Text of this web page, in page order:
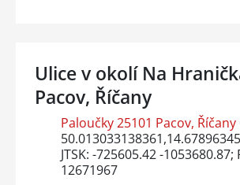
Ulice v okolí Na
Pacov, Říčany
Paloučky 25101 Pacov, Říčany
JTSK: -725605.42 -1053680.87;
12671967